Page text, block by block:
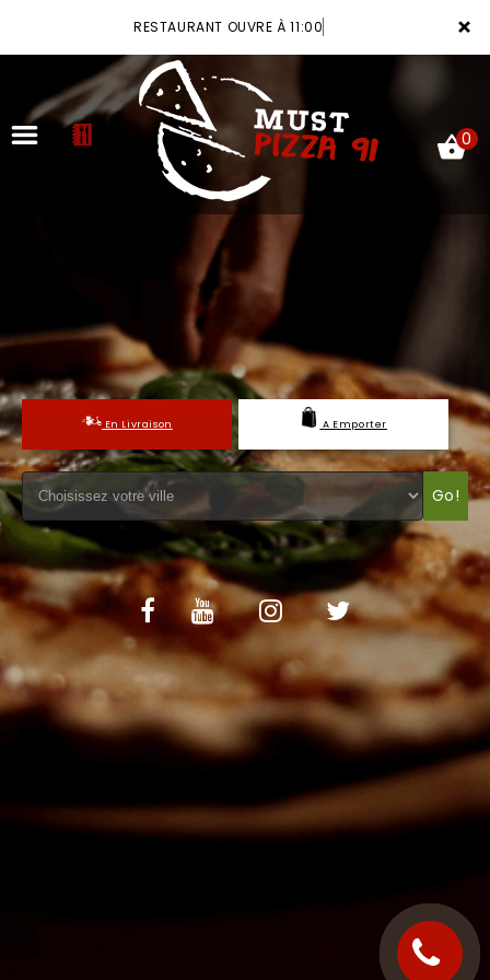
×
RESTAURANT OUVRE À 11:00
VOTRE COMPTE
NOTRE RESTAURANT
MENTIONS LÉGALES
C.G.V
0
En Livraison A Emporter
Go!